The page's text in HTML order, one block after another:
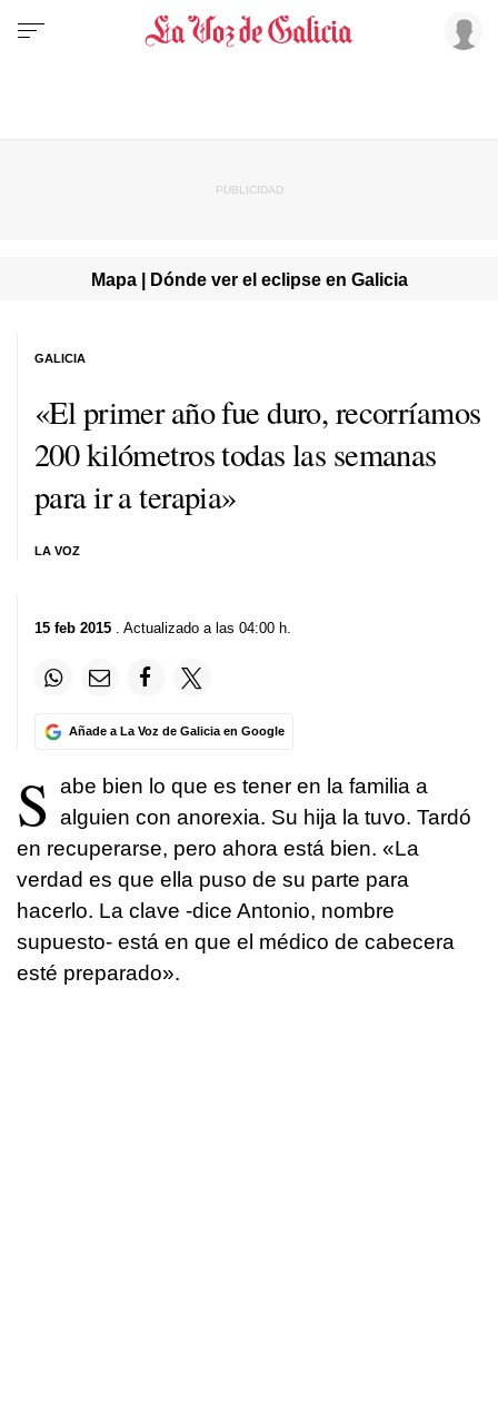
Mapa | Dónde ver el eclipse en Galicia
«El primer año fue duro, recorríamos
200 kilómetros todas las semanas
para ir a terapia»
LA VOZ
GALICIA
15 feb 2015 . Actualizado a las 04:00 h.
Añade a La Voz de Galicia en Google
S
abe bien lo que es tener en la familia a
alguien con anorexia. Su hija la tuvo. Tardó
en recuperarse, pero ahora está bien. «La
verdad es que ella puso de su parte para
hacerlo. La clave -dice Antonio, nombre
supuesto- está en que el médico de cabecera
esté preparado».